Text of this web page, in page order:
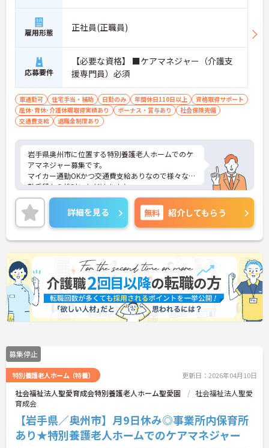
雇用形態 正社員(正職員)
応募要件
【必要な資格】 ■ケアマネジャー（介護支
援専門員）必須
車通勤可 住宅手当・補助 日勤のみ 年間休日110日以上
資格取得サポート
産休･育休･介護休暇取得実績あり
ボーナス・賞与あり
社会保険完備
交通費支給
退職金制度あり
岩手県奥州市に位置する特別養護老人ホームでのケ
アマネジャー募集です。
マイカー通勤OKかつ交通費支給ありなので様々な通
勤手段から検討いただけます♪
ご興味のある方はご面接のポイントお伝えしますの
でご気軽にお問合せください。
詳細を見る 無料 紹介してもらう
募集停止
特別養護老人ホーム（特養） 更新日：2026年04月10日
社会福祉法人聖愛育成会特別養護老人ホーム聖愛園
社会福祉法人聖愛
育成会
【岩手県／奥州市】月9日休み◎事業所内保育所
あり★特別養護老人ホームでのケアマネジャー